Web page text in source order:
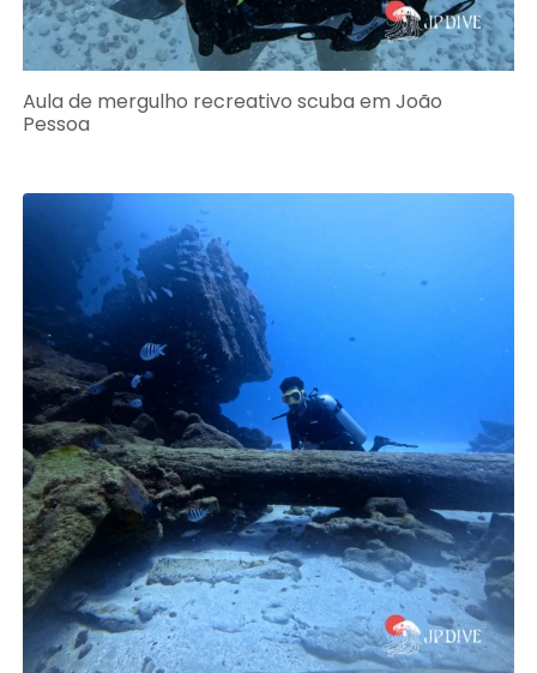
Aula de mergulho recreativo scuba em João
Pessoa